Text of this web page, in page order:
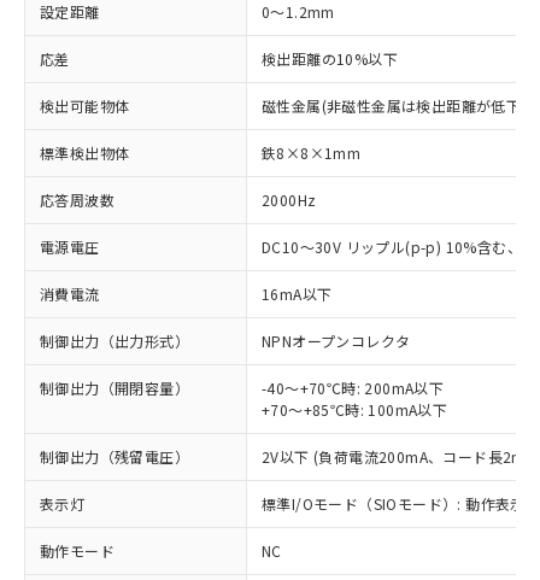
設定距離 0～1.2mm
応差 検出距離の10%以下
検出可能物体 磁性金属(非磁性金属は検出距離が低下し
標準検出物体 鉄8×8×1mm
応答周波数 2000Hz
電源電圧 DC10～30V リップル(p-p) 10%含む、
消費電流 16mA以下
制御出力（出力形式） NPNオープンコレクタ
制御出力（開閉容量）
-40～+70℃時: 200mA以下
+70～+85℃時: 100mA以下
制御出力（残留電圧） 2V以下 (負荷電流200mA、コード長2m
表示灯 標準I/Oモード（SIOモード）: 動作表示
動作モード NC